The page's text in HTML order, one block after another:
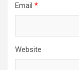
Email *
Website